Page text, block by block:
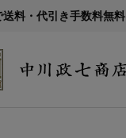
料・代引き手数料無料